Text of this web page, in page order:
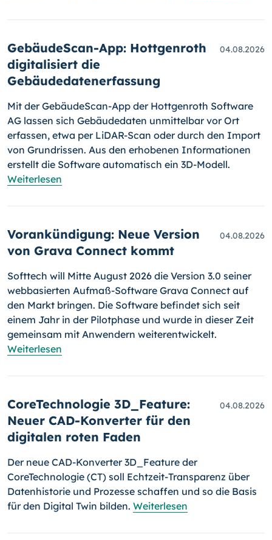
GebäudeScan-App: Hottgenroth
digitalisiert die
Gebäudedatenerfassung
04.08.2026
Mit der GebäudeScan-App der Hottgenroth Software
AG lassen sich Gebäudedaten unmittelbar vor Ort
erfassen, etwa per LiDAR-Scan oder durch den Import
von Grundrissen. Aus den erhobenen Informationen
erstellt die Software automatisch ein 3D-Modell.
Weiterlesen
Vorankündigung: Neue Version
von Grava Connect kommt
04.08.2026
Softtech will Mitte August 2026 die Version 3.0 seiner
webbasierten Aufmaß-Software Grava Connect auf
den Markt bringen. Die Software befindet sich seit
einem Jahr in der Pilotphase und wurde in dieser Zeit
gemeinsam mit Anwendern weiterentwickelt.
Weiterlesen
CoreTechnologie 3D_Feature:
Neuer CAD-Konverter für den
digitalen roten Faden
04.08.2026
Der neue CAD-Konverter 3D_Feature der
CoreTechnologie (CT) soll Echtzeit-Transparenz über
Datenhistorie und Prozesse schaffen und so die Basis
für den Digital Twin bilden. Weiterlesen